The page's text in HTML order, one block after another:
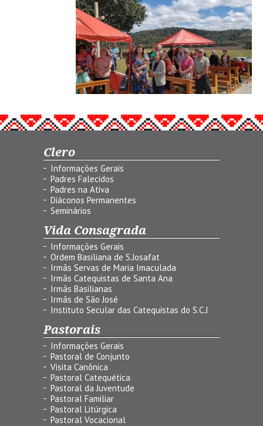
Clero
Informações Gerais
Padres Falecidos
Padres na Ativa
Diáconos Permanentes
Seminários
Vida Consagrada
Informações Gerais
Ordem Basiliana de S.Josafat
Irmãs Servas de Maria Imaculada
Irmãs Catequistas de Santa Ana
Irmãs Basilianas
Irmãs de São José
Instituto Secular das Catequistas do S.C.J
Pastorais
Informações Gerais
Pastoral de Conjunto
Visita Canônica
Pastoral Catequética
Pastoral da Juventude
Pastoral Familiar
Pastoral Litúrgica
Pastoral Vocacional